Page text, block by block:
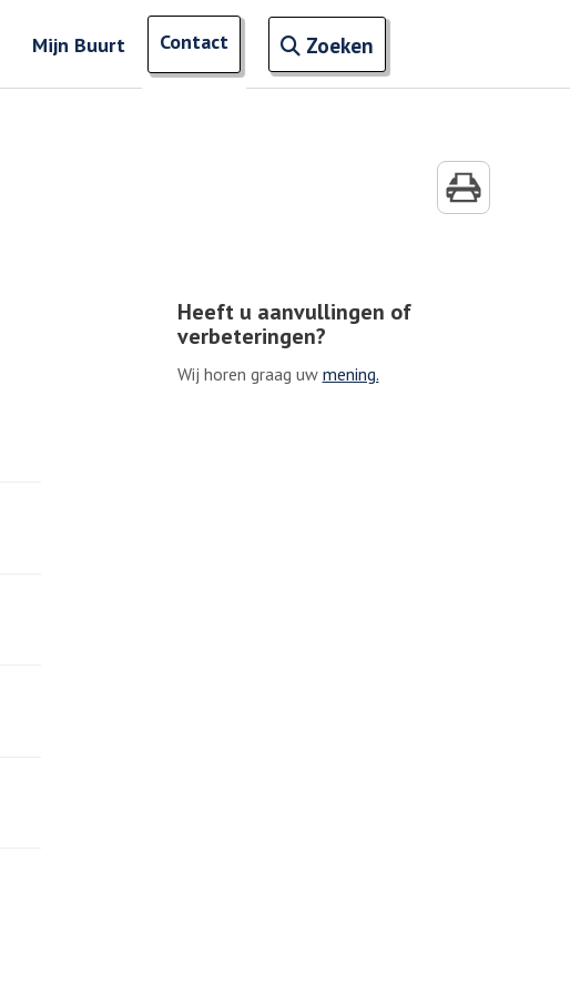
Mijn Buurt Contact ZoekenOpen zoekveld
Zoeken naar ingevoerde termen
Heeft u aanvullingen of
verbeteringen?
Wij horen graag uw mening.